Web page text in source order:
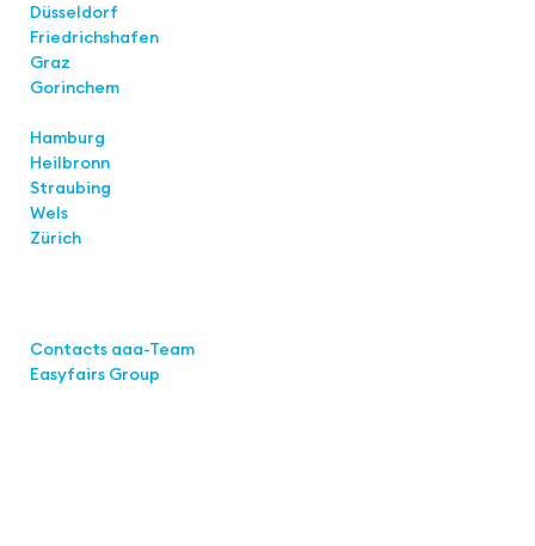
Düsseldorf
Friedrichshafen
Graz
Gorinchem
Hamburg
Heilbronn
Straubing
Wels
Zürich
Contacts aaa-Team
Easyfairs Group